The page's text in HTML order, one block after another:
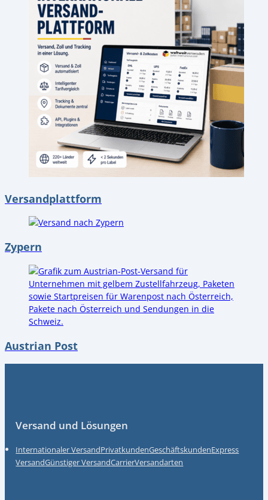
Versandplattform
Zypern
Austrian Post
Versand und Lösungen
Internationaler VersandPrivatkundenGeschäftskundenExpress
VersandGünstiger VersandCarrierVersandarten